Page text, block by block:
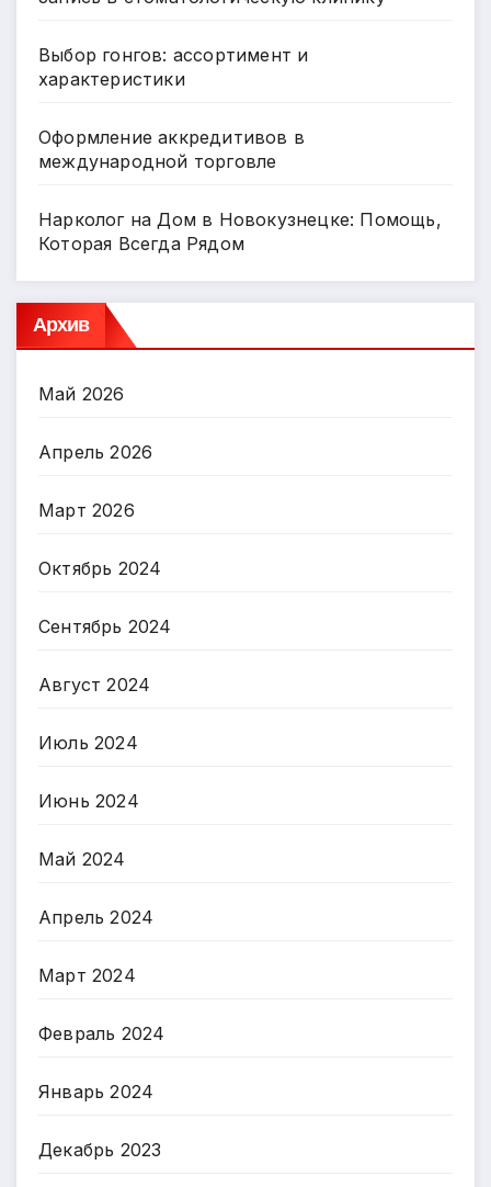
Выбор гонгов: ассортимент и
характеристики
Оформление аккредитивов в
международной торговле
Нарколог на Дом в Новокузнецке: Помощь,
Которая Всегда Рядом
Архив
Май 2026
Апрель 2026
Март 2026
Октябрь 2024
Сентябрь 2024
Август 2024
Июль 2024
Июнь 2024
Май 2024
Апрель 2024
Март 2024
Февраль 2024
Январь 2024
Декабрь 2023